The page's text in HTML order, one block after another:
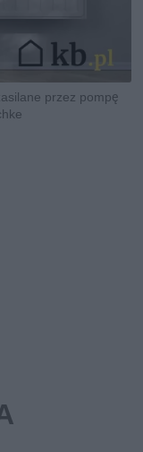
przez pompę